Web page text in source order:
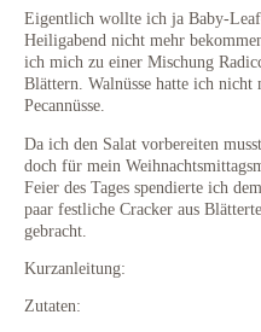
Eigentlich wollte ich ja Baby-
Heiligabend nicht mehr
ich mich zu einer Mischung
Blättern. Walnüsse hatte ich nicht
Pecannüsse.
Da ich den Salat vorbereiten
doch für mein
Feier des Tages spendierte ich
paar festliche Cracker aus
gebracht.
Kurzanleitung:
Zutaten: